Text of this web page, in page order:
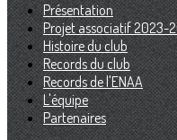
Présentation
Projet associatif 2023-
Histoire du club
Records du club
Records de l'ENAA
L'équipe
Partenaires